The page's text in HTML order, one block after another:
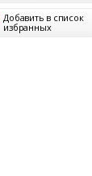
Добавить в список
избранных